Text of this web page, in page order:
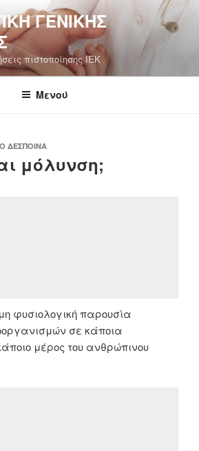
ΓΕΝΙΚΉΣ
πιστοποίησης ΙΕΚ
Μενού
ΔΈΣΠΟΙΝΑ
μόλυνση;
φυσιολογική παρουσία
σε κάποια
μέρος του ανθρώπινου